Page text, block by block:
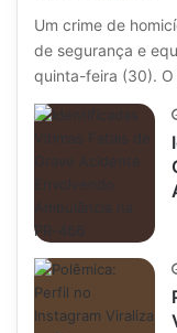
Um crime de
de segurança e
quinta-feira (30).